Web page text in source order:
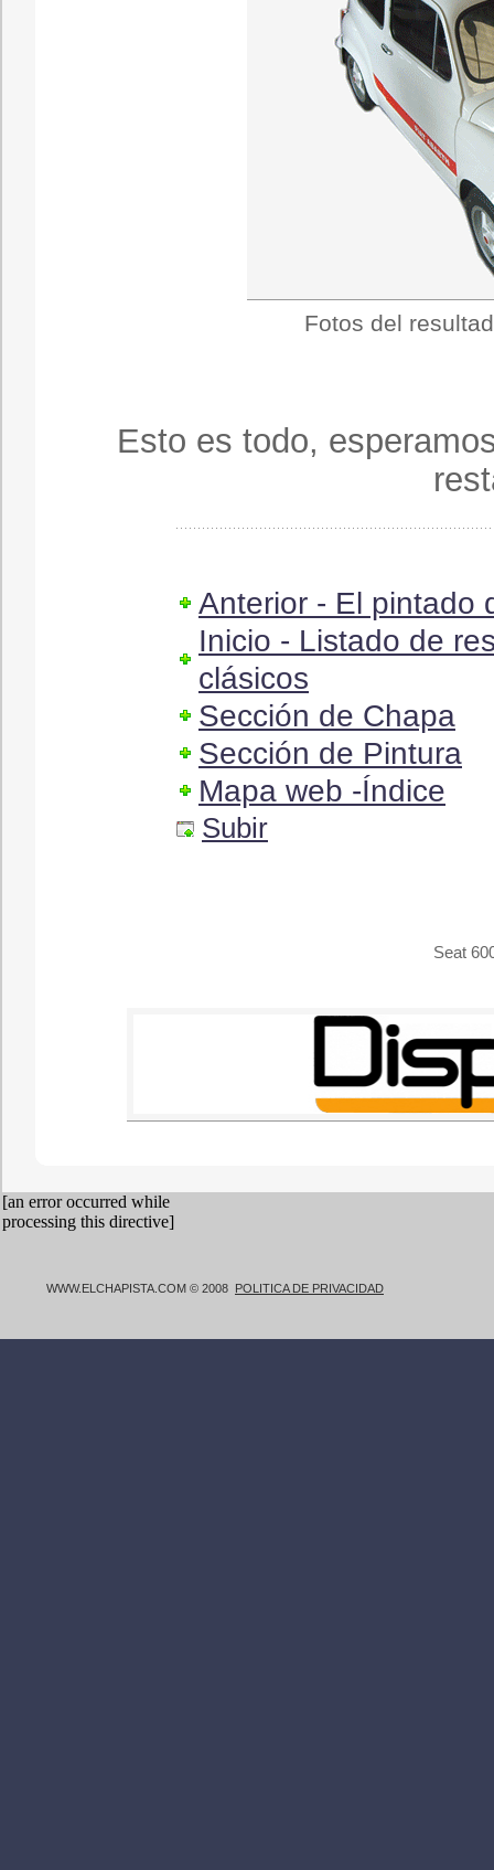
Fotos del
Esto es todo,
Anterior - El pintado
Inicio - Listado de
clásicos
Sección de Chapa
Sección de Pintura
Mapa web -Índice
Subir
Seat
WWW.ELCHAPISTA.COM © 2008 POLITICA DE PRIVACIDAD